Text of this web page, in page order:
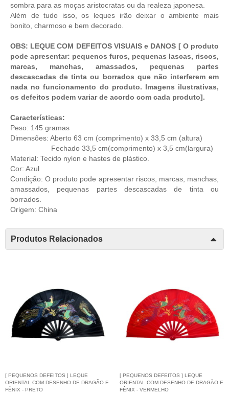
sombra para as moças aristocratas ou da realeza japonesa.
Além de tudo isso, os leques irão deixar o ambiente mais
bonito, charmoso e bem decorado.
OBS: LEQUE COM DEFEITOS VISUAIS e DANOS [ O produto
pode apresentar: pequenos furos, pequenas lascas, riscos,
marcas, manchas, amassados, pequenas partes
descascadas de tinta ou borrados que não interferem em
nada no funcionamento do produto. Imagens ilustrativas,
os defeitos podem variar de acordo com cada produto].
Características:
Peso: 145 gramas
Dimensões: Aberto 63 cm (comprimento) x 33,5 cm (altura)
Fechado 33,5 cm(comprimento) x 3,5 cm(largura)
Material: Tecido nylon e hastes de plástico.
Cor: Azul
Condição: O produto pode apresentar riscos, marcas, manchas,
amassados, pequenas partes descascadas de tinta ou
borrados.
Origem: China
Produtos Relacionados
[ PEQUENOS DEFEITOS ] LEQUE
ORIENTAL COM DESENHO DE DRAGÃO E
FÊNIX - PRETO
[ PEQUENOS DEFEITOS ] LEQUE
ORIENTAL COM DESENHO DE DRAGÃO E
FÊNIX - VERMELHO